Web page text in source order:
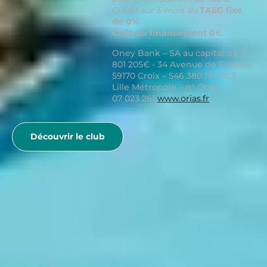
Crédit sur 3 mois au TAEG fixe
de 0%.
Coût du financement 0€.
Oney Bank – SA au capital de 71
801 205€ - 34 Avenue de Flandre
59170 Croix – 546 380 197 RCS
Lille Métropole – n° Orias
07 023 261www.orias.fr
Découvrir le club